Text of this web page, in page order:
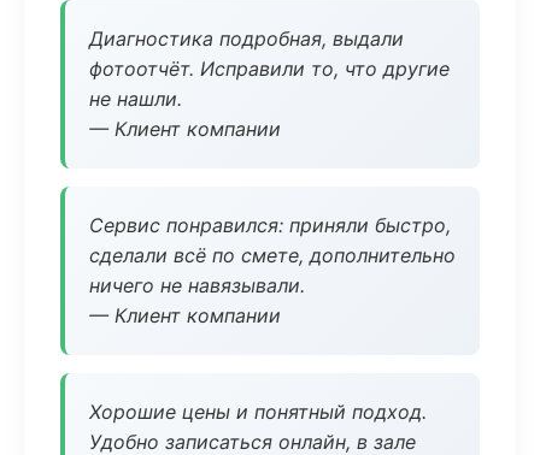
Диагностика подробная, выдали
фотоотчёт. Исправили то, что другие
не нашли.
— Клиент компании
Сервис понравился: приняли быстро,
сделали всё по смете, дополнительно
ничего не навязывали.
— Клиент компании
Хорошие цены и понятный подход.
Удобно записаться онлайн, в зале